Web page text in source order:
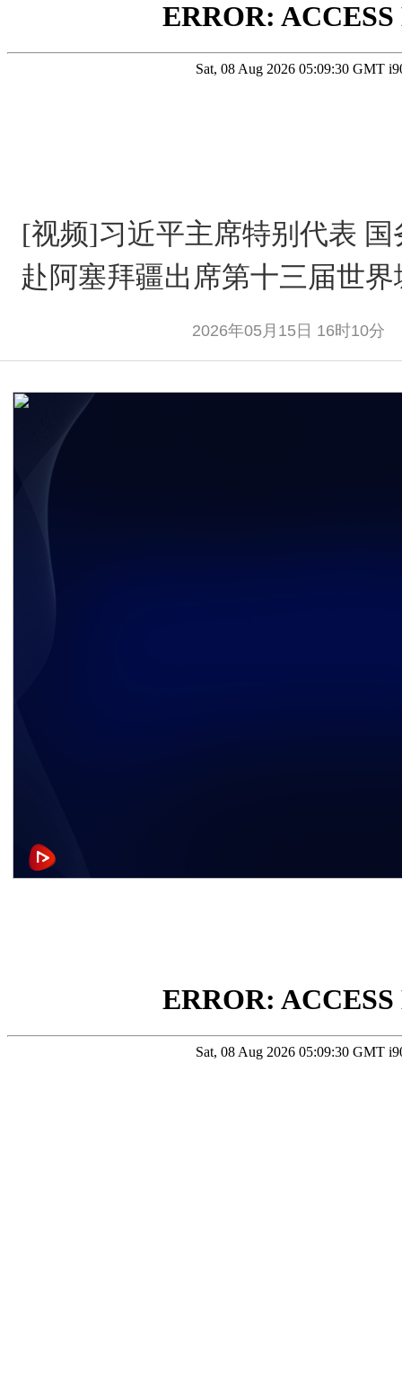
[视频]习近平主席特别代表
赴阿塞拜疆出席第十三届世
2026年05月15日 16时10分